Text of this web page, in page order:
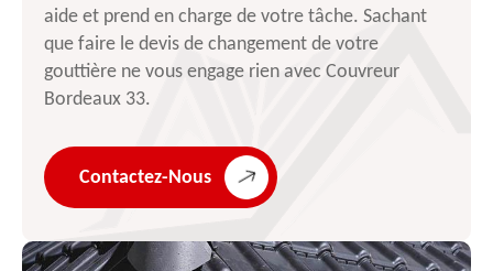
aide et prend en charge de votre tâche. Sachant
que faire le devis de changement de votre
gouttière ne vous engage rien avec Couvreur
Bordeaux 33.
Contactez-Nous